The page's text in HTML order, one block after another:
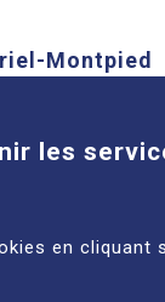
Montpied
les
en cliquant